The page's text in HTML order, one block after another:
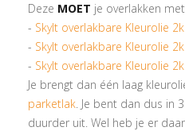
Deze MOET je overlakken
- Skylt overlakbare Kleurolie
- Skylt overlakbare Kleurolie
- Skylt overlakbare Kleurolie
Je brengt dan één laag
parketlak. Je bent dan dus in
duurder uit. Wel heb je er